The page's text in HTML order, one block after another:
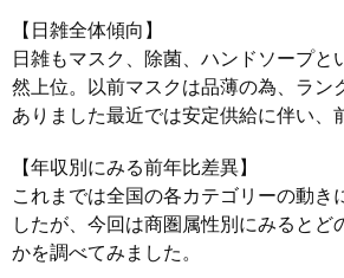
【日雑全体傾向】
日雑もマスク、除菌、ハンドソープと
然上位。以前マスクは品薄の為、ラン
ありました最近では安定供給に伴い、
【年収別にみる前年比差異】
これまでは全国の各カテゴリーの動き
したが、今回は商圏属性別にみるとど
かを調べてみました。